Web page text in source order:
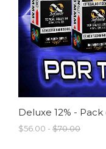
$56.00 - $70.00